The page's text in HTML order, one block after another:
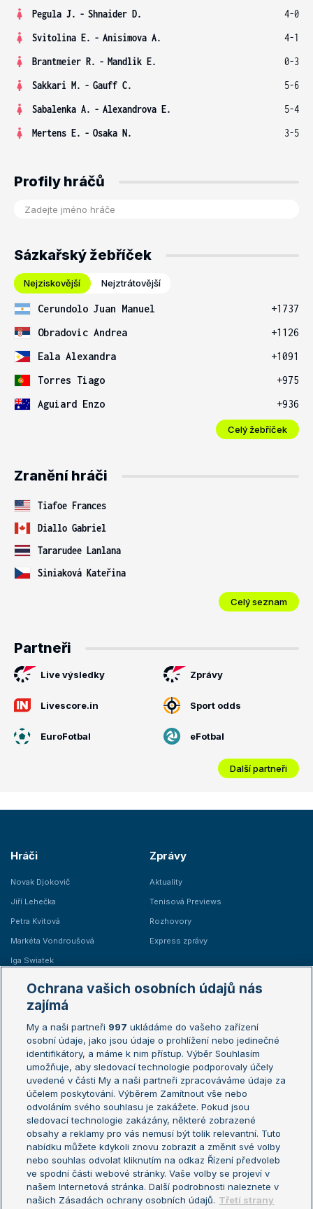
Pegula J. - Shnaider D.
4-0
Svitolina E. - Anisimova A.
4-1
Brantmeier R. - Mandlik E.
0-3
Sakkari M. - Gauff C.
5-6
Sabalenka A. - Alexandrova E.
5-4
Mertens E. - Osaka N. 3-5
Profily hráčů
Sázkařský žebříček
Nejziskovější Nejztrátovější
Cerundolo Juan Manuel
+1737
Obradovic Andrea
+1126
Eala Alexandra
+1091
Torres Tiago
+975
Aguiard Enzo
+936
Celý žebříček
Zranění hráči
Tiafoe Frances
Diallo Gabriel
Tararudee Lanlana
Siniaková Kateřina
Celý seznam
Partneři
Live výsledky Zprávy
Livescore.in Sport odds
EuroFotbal eFotbal
Další partneři
Hráči
Novak Djokovič
Jiří Lehečka
Petra Kvitová
Markéta Vondroušová
Iga Swiatek
Zprávy
Aktuality
Tenisová Previews
Rozhovory
Express zprávy
Žebříčky
Žebříček ATP (muži)
Žebříček WTA (ženy)
Sázkařský žebříček
Australian Open
French Open
Wimbledon
US Open
Turnaj mistrů
Turnaj mistryň
Aktualní trendy
Fotbalové přestupy
Livesport Daily
Ochrana vašich osobních údajů nás
zajímá
My a naši partneři 997 ukládáme do vašeho zařízení
osobní údaje, jako jsou údaje o prohlížení nebo jedinečné
identifikátory, a máme k nim přístup. Výběr Souhlasím
umožňuje, aby sledovací technologie podporovaly účely
uvedené v části My a naši partneři zpracováváme údaje za
účelem poskytování. Výběrem Zamítnout vše nebo
odvoláním svého souhlasu je zakážete. Pokud jsou
sledovací technologie zakázány, některé zobrazené
obsahy a reklamy pro vás nemusí být tolik relevantní. Tuto
nabídku můžete kdykoli znovu zobrazit a změnit své volby
nebo souhlas odvolat kliknutím na odkaz Řízení předvoleb
ve spodní části webové stránky. Vaše volby se projeví v
našem Internetová stránka. Další podrobnosti naleznete v
našich Zásadách ochrany osobních údajů. Třetí strany